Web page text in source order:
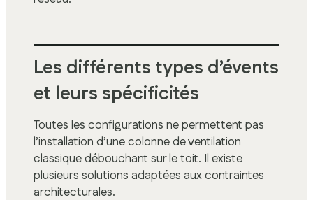
Les différents types d’évents
et leurs spécificités
Toutes les configurations ne permettent pas
l’installation d’une colonne de ventilation
classique débouchant sur le toit. Il existe
plusieurs solutions adaptées aux contraintes
architecturales.